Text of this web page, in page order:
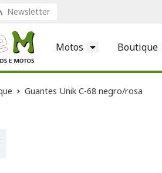
Newsletter
Motos Boutique
Guantes Unik C-68 negro/rosa